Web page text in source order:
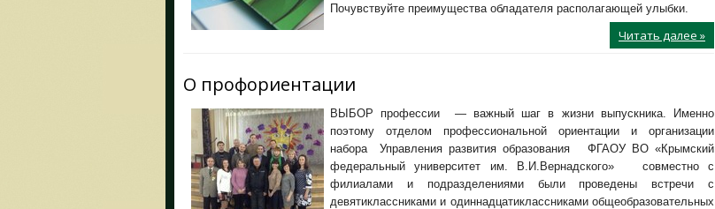
Почувствуйте преимущества обладателя располагающей улыбки.
Читать далее »
О профориентации
ВЫБОР профессии — важный шаг в жизни выпускника. Именно
поэтому отделом профессиональной ориентации и организации
набора Управления развития образования ФГАОУ ВО «Крымский
федеральный университет им. В.И.Вернадского» совместно с
филиалами и подразделениями были проведены встречи с
девятиклассниками и одиннадцатиклассниками общеобразовательных